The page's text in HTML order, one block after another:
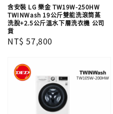
含安裝 LG 樂金 TW19W-250HW
TWINWash 19公斤雙能洗滾筒蒸
洗脫+2.5公斤溫水下層洗衣機 公司
貨
Regular
NT$ 57,800